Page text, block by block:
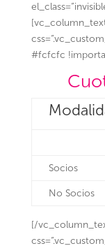
#fcfcfc
Socios
No Socios
[/